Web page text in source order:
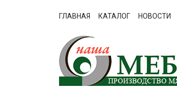
ГЛАВНАЯ КАТАЛОГ НОВОСТИ